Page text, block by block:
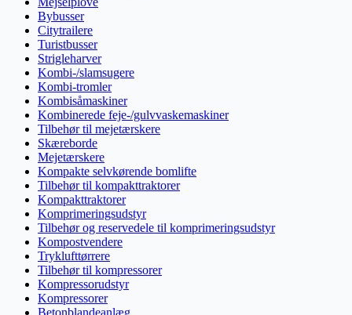
Bybusser
Citytrailere
Turistbusser
Strigleharver
Kombi-/slamsugere
Kombi-tromler
Kombisåmaskiner
Kombinerede feje-/gulvvaskemaskiner
Tilbehør til mejetærskere
Skæreborde
Mejetærskere
Kompakte selvkørende bomlifte
Tilbehør til kompakttraktorer
Kompakttraktorer
Komprimeringsudstyr
Tilbehør og reservedele til komprimeringsudstyr
Kompostvendere
Tryklufttørrere
Tilbehør til kompressorer
Kompressorudstyr
Kompressorer
Betonblandeanlæg